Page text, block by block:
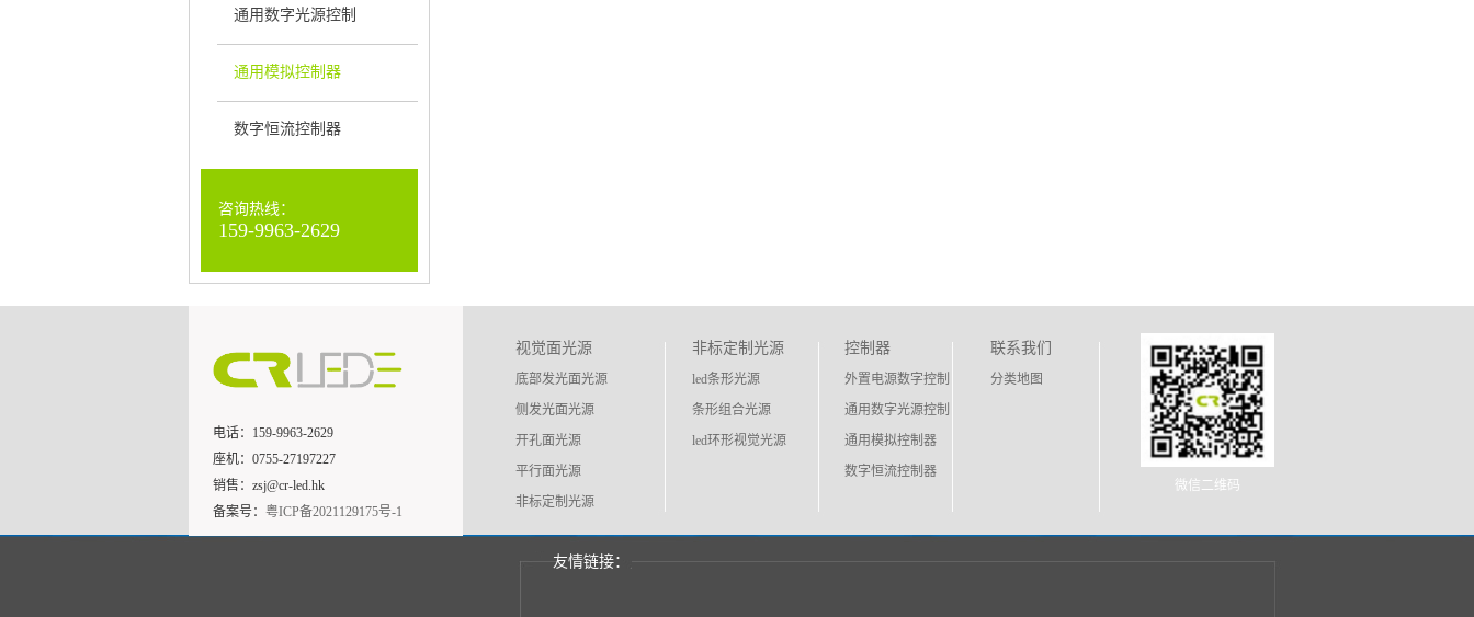
通用数字光源控制
通用模拟控制器
数字恒流控制器
咨询热线：
159-9963-2629
电话：159-9963-2629
座机： 0755-27197227
销售： zsj@cr-led.hk
备案号： 粤ICP备2021129175号-1
视觉面光源
底部发光面光源
侧发光面光源
开孔面光源
平行面光源
非标定制光源
非标定制光源
led条形光源
条形组合光源
led环形视觉光源
控制器
外置电源数字控制
通用数字光源控制
通用模拟控制器
数字恒流控制器
联系我们
分类地图
微信二维码
友情链接：